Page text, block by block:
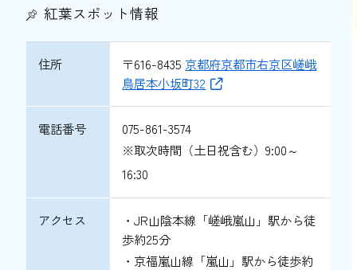
郡）
岩船寺（木津川市）
京都の穴場紅葉スポットで秋を満喫しよう！
紅葉スポット情報
住所 〒616-8435 京都府京都市右京区嵯峨
鳥居本小坂町32
電話番号
075-861-3574
※取次時間（土日祝含む）9:00～
16:30
アクセス
・JR山陰本線「嵯峨嵐山」駅から徒
歩約25分
・京福嵐山線「嵐山」駅から徒歩約